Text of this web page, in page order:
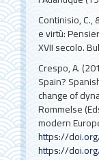
Continisio, C.,
e virtù:
XVII secolo.
Crespo, A.
Spain?
change of
Rommelse
modern
https://
https://